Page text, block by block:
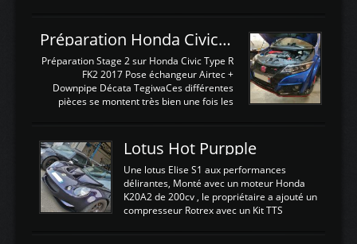
d'envoyer l'information de la large bande
dans le boitier. sydney sweeney deepfake
La sortie 0-5V de l'afr sera connectée sur
l'entrée AN Volt 8 et GndAN pour
Analogique, et Volt car l'information est une
tension (Pas une résistance variable d'un
est temps de brancher le ...
Préparation Honda Civic Type R FK2
Préparation Stage 2 sur Honda Civic Type R
FK2 2017 Pose échangeur Airtec +
Downpipe Décata TegiwaCes différentes
pièces se montent très bien une fois les
légere découpe du plastique inferieur,
negénant en rien la structure ou le
fonctionnement du fond plat. Une
reprogrammation Stage 2 est faite sur le
calculateur d'origine. Une alternative
économique au passage sur Hondata
d'origine 310cv et 400Nn , Une fois
Lotus Hot Purpple
Une lotus Elise S1 aux performances
délirantes, Monté avec un moteur Honda
K20A2 de 200cv , le propriétaire a ajouté un
compresseur Rotrex avec un Kit TTS